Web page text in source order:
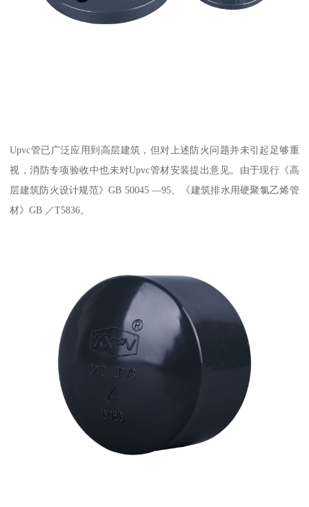
Upvc管已广泛应用到高层建筑，但对上述防火问题并未引起足够重
视，消防专项验收中也未对Upvc管材安装提出意见。由于现行《高
层建筑防火设计规范》GB 50045 —95、《建筑排水用硬聚氯乙烯管
材》GB ／T5836。